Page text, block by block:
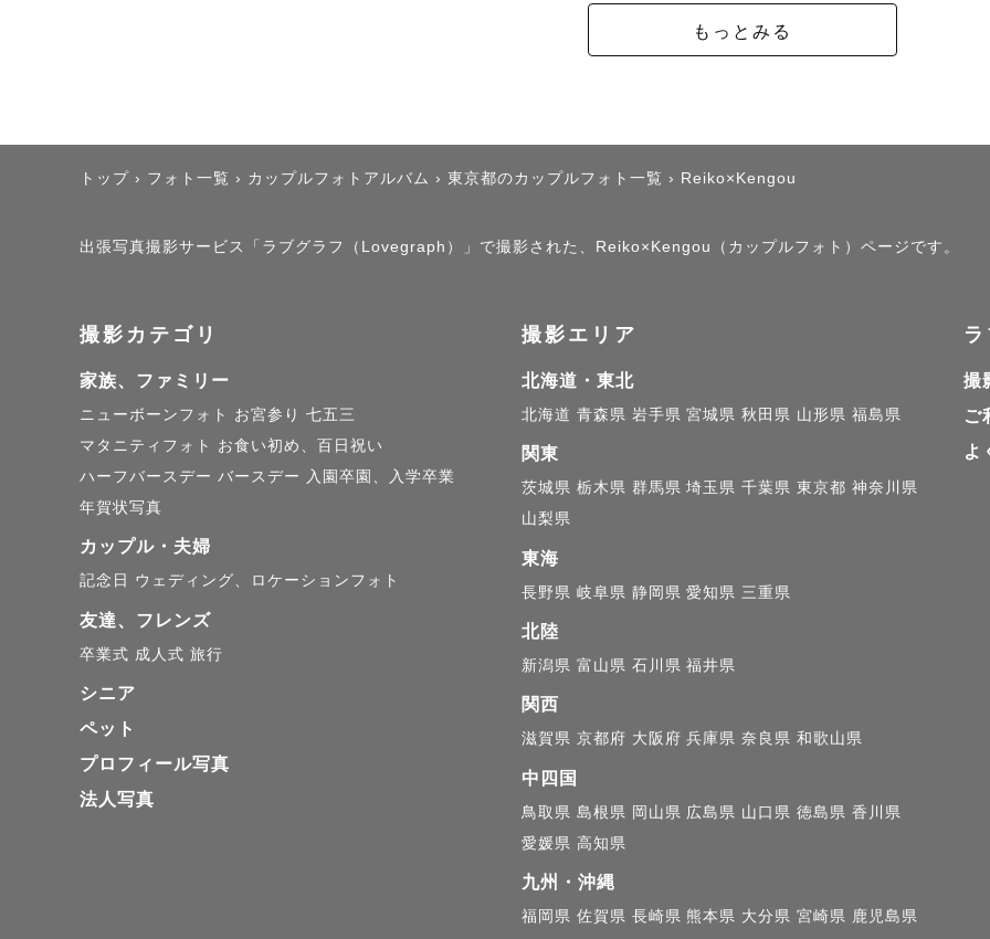
もっとみる
トップ › フォト一覧 › カップルフォトアルバム › 東京都のカップルフォト一覧 › Reiko×Kengou
出張写真撮影サービス「ラブグラフ（Lovegraph）」で撮影された、Reiko×Kengou（カップルフォト）ページです。
撮影カテゴリ
家族、ファミリー
ニューボーンフォト お宮参り 七五三
マタニティフォト
お食い初め、百日祝い
ハーフバースデー バースデー
入園卒園、入学卒業
年賀状写真
カップル・夫婦
記念日 ウェディング、ロケーションフォト
友達、フレンズ
卒業式 成人式 旅行
シニア
ペット
プロフィール写真
法人写真
撮影エリア
北海道・東北
北海道 青森県 岩手県 宮城県 秋田県 山形県 福島県
関東
茨城県 栃木県 群馬県 埼玉県 千葉県 東京都 神奈川県
山梨県
東海
長野県 岐阜県 静岡県 愛知県 三重県
北陸
新潟県 富山県 石川県 福井県
関西
滋賀県 京都府 大阪府 兵庫県 奈良県 和歌山県
中四国
鳥取県 島根県 岡山県 広島県 山口県 徳島県 香川県
愛媛県 高知県
九州・沖縄
福岡県 佐賀県 長崎県 熊本県 大分県 宮崎県 鹿児島県
撮
ご
よ